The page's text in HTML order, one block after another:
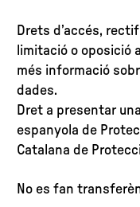
Drets d’accés,
limitació o oposició
més informació
dades.
Dret a presentar
espanyola de
Catalana de
No es fan